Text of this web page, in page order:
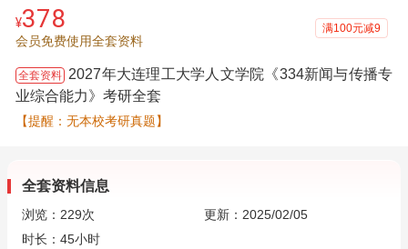
¥378
会员免费使用全套资料
满100元减9
全套资料 2027年大连理工大学人文学院《334新闻与传播专
业综合能力》考研全套
【提醒：无本校考研真题】
全套资料信息
浏览： 229次
更新：2025/02/05
时长：45小时